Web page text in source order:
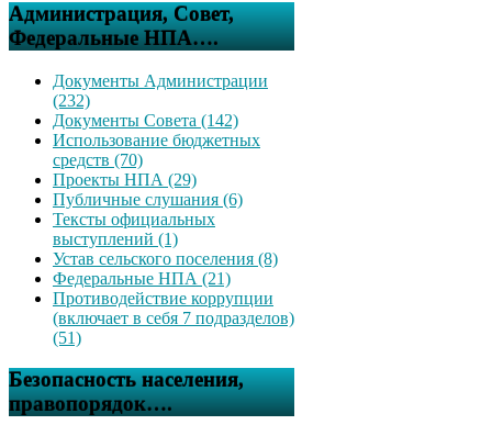
Администрация, Совет,
Федеральные НПА….
Документы Администрации
(232)
Документы Совета (142)
Использование бюджетных
средств (70)
Проекты НПА (29)
Публичные слушания (6)
Тексты официальных
выступлений (1)
Устав сельского поселения (8)
Федеральные НПА (21)
Противодействие коррупции
(включает в себя 7 подразделов)
(51)
Безопасность населения,
правопорядок….